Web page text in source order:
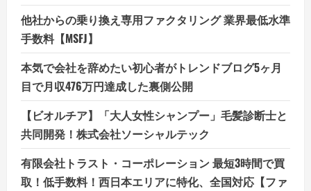
他社からの乗り換え専用ファクタリング 業界最低水準
手数料【MSFJ】
本気で会社を辞めたい初心者がトレンドブログ5ヶ月
目で月収476万円達成した裏側公開
【ビオルチア】「大人女性シャンプー」毛髪診断士と
共同開発！株式会社ソーシャルテック
有限会社トラスト・コーポレーション 最短3時間で買
取！低手数料！西日本エリアに特化、全国対応【ファ